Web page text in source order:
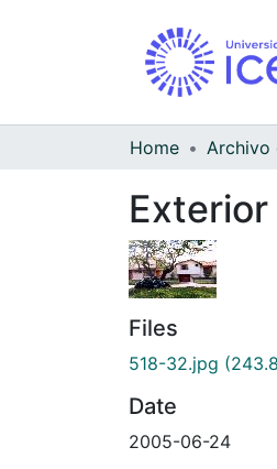
Home
Files
518-32.jpg
Date
2005-06-24